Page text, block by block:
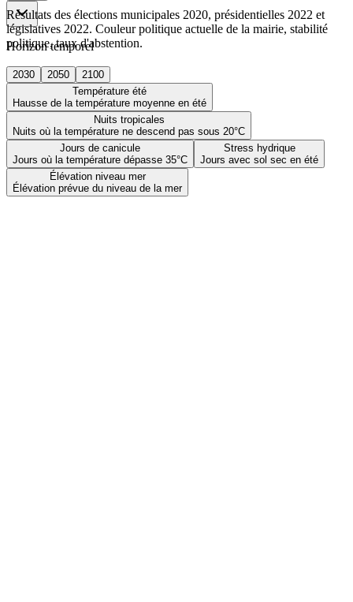
Horizon temporel
2030 2050
2100
Température été
Hausse de la température moyenne en été
Nuits tropicales
Nuits où la température ne descend pas sous 20°C
Jours de canicule
Jours où la température dépasse 35°C
Stress hydrique
Jours avec sol sec en été
Élévation niveau mer
Élévation prévue du niveau de la mer
Résultats des élections municipales 2020, présidentielles 2022 et
législatives 2022. Couleur politique actuelle de la mairie, stabilité
politique, taux d'abstention.